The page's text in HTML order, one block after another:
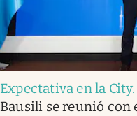
Expectativa en la City.
Bausili se reunió con